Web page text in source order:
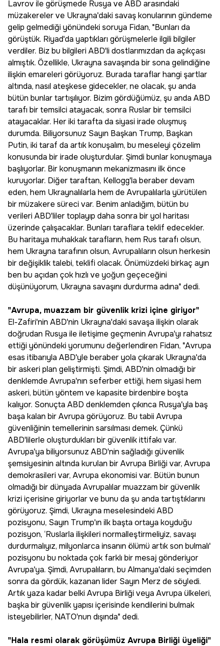
Lavrov ile görüşmede Rusya ve ABD arasındaki
müzakereler ve Ukrayna'daki savaş konularının gündeme
gelip gelmediği yönündeki soruya Fidan, "Bunları da
görüştük. Riyad'da yaptıkları görüşmelerle ilgili bilgiler
verdiler. Biz bu bilgileri ABD'li dostlarımızdan da açıkçası
almıştık. Özellikle, Ukrayna savaşında bir sona gelindiğine
ilişkin emareleri görüyoruz. Burada taraflar hangi şartlar
altında, nasıl ateşkese gidecekler, ne olacak, şu anda
bütün bunlar tartışılıyor. Bizim gördüğümüz, şu anda ABD
tarafı bir temsilci atayacak, sonra Ruslar bir temsilci
atayacaklar. Her iki tarafta da siyasi irade oluşmuş
durumda. Biliyorsunuz Sayın Başkan Trump, Başkan
Putin, iki taraf da artık konuşalım, bu meseleyi çözelim
konusunda bir irade oluşturdular. Şimdi bunlar konuşmaya
başlıyorlar. Bir konuşmanın mekanizmasını ilk önce
kuruyorlar. Diğer taraftan, Kellogg'la beraber devam
eden, hem Ukraynalılarla hem de Avrupalılarla yürütülen
bir müzakere süreci var. Benim anladığım, bütün bu
verileri ABD'liler toplayıp daha sonra bir yol haritası
üzerinde çalışacaklar. Bunları taraflara teklif edecekler.
Bu haritaya muhakkak tarafların, hem Rus tarafı olsun,
hem Ukrayna tarafının olsun, Avrupalıların olsun herkesin
bir değişiklik talebi, teklifi olacak. Önümüzdeki birkaç ayın
ben bu açıdan çok hızlı ve yoğun geçeceğini
düşünüyorum, Ukrayna savaşını durdurma adına" dedi.
"Avrupa, muazzam bir güvenlik krizi içine giriyor"
El-Zafiri'nin ABD'nin Ukrayna'daki savaşa ilişkin olarak
doğrudan Rusya ile iletişime geçmenin Avrupa'yı rahatsız
ettiği yönündeki yorumunu değerlendiren Fidan, "Avrupa
esas itibarıyla ABD'yle beraber yola çıkarak Ukrayna'da
bir askeri plan geliştirmişti. Şimdi, ABD'nin olmadığı bir
denklemde Avrupa'nın seferber ettiği, hem siyasi hem
askeri, bütün yöntem ve kapasite birdenbire boşta
kalıyor. Sonuçta ABD denklemden çıkınca Rusya'yla baş
başa kalan bir Avrupa görüyoruz. Bu tabii Avrupa
güvenliğinin temellerinin sarsılması demek. Çünkü
ABD'lilerle oluşturdukları bir güvenlik ittifakı var.
Avrupa'ya biliyorsunuz ABD'nin sağladığı güvenlik
şemsiyesinin altında kurulan bir Avrupa Birliği var, Avrupa
demokrasileri var, Avrupa ekonomisi var. Bütün bunun
olmadığı bir dünyada Avrupalılar muazzam bir güvenlik
krizi içerisine giriyorlar ve bunu da şu anda tartıştıklarını
görüyoruz. Şimdi, Ukrayna meselesindeki ABD
pozisyonu, Sayın Trump'ın ilk başta ortaya koyduğu
pozisyon, ‘Ruslarla ilişkileri normalleştirmeliyiz, savaşı
durdurmalıyız, milyonlarca insanın ölümü artık son bulmalı'
pozisyonu bu noktada çok farklı bir mesaj gönderiyor
Avrupa'ya. Şimdi, Avrupalıların, bu Almanya'daki seçimden
sonra da gördük, kazanan lider Sayın Merz de söyledi.
Artık yaza kadar belki Avrupa Birliği veya Avrupa ülkeleri,
başka bir güvenlik yapısı içerisinde kendilerini bulmak
isteyebilirler, NATO'nun dışında" dedi.
"Hala resmi olarak görüşümüz Avrupa Birliği üyeliği"